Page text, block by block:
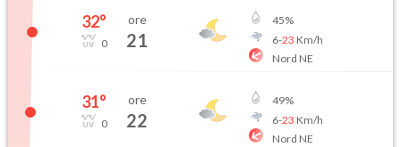
32°
0
ore
21
45%
6-23 Km/h
Nord NE
31°
0
ore
22
49%
6-23 Km/h
Nord NE